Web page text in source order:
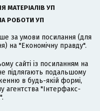
МАТЕРІАЛІВ УП
РОБОТИ УП
за умови посилання (для
на "Економічну правду".
сайті із посиланням на
підлягають подальшому
в будь-якій формі,
агентства "Інтерфакс-